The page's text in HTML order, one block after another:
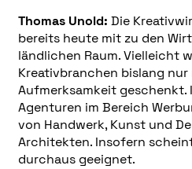
Thomas Unold: Die
bereits heute mit zu den
ländlichen Raum. Vielleicht
Kreativbranchen bislang
Aufmerksamkeit geschenkt.
Agenturen im Bereich
von Handwerk, Kunst und
Architekten. Insofern
durchaus geeignet.